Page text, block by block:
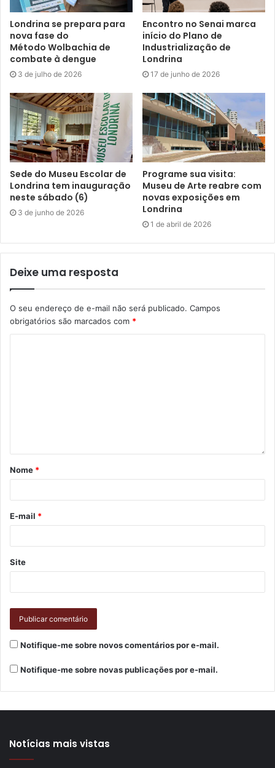
Londrina se prepara para
nova fase do
Método Wolbachia de
combate à dengue
3 de julho de 2026
Encontro no Senai marca
início do Plano de
Industrialização de
Londrina
17 de junho de 2026
Sede do Museu Escolar de
Londrina tem inauguração
neste sábado (6)
3 de junho de 2026
Programe sua visita:
Museu de Arte reabre com
novas exposições em
Londrina
1 de abril de 2026
Deixe uma resposta
O seu endereço de e-mail não será publicado. Campos
obrigatórios são marcados com *
Nome *
E-mail *
Site
Notifique-me sobre novos comentários por e-mail.
Notifique-me sobre novas publicações por e-mail.
Notícias mais vistas